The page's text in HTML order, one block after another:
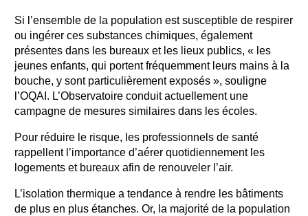
Si l’ensemble de la population est susceptible de respirer
ou ingérer ces substances chimiques, également
présentes dans les bureaux et les lieux publics, « les
jeunes enfants, qui portent fréquemment leurs mains à la
bouche, y sont particulièrement exposés », souligne
l’OQAI. L’Observatoire conduit actuellement une
campagne de mesures similaires dans les écoles.
Pour réduire le risque, les professionnels de santé
rappellent l’importance d’aérer quotidiennement les
logements et bureaux afin de renouveler l’air.
L’isolation thermique a tendance à rendre les bâtiments
de plus en plus étanches. Or, la majorité de la population